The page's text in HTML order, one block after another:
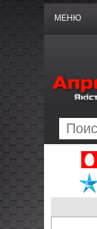
МЕНЮ